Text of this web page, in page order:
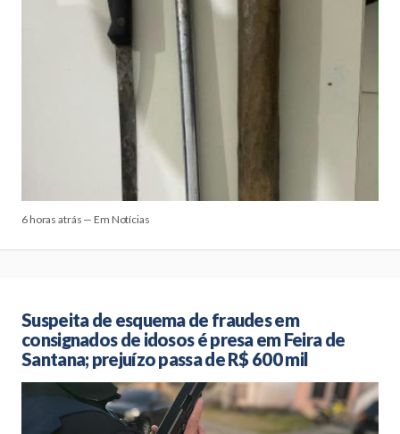
6 horas atrás — Em Notícias
Suspeita de esquema de fraudes em
consignados de idosos é presa em Feira de
Santana; prejuízo passa de R$ 600 mil